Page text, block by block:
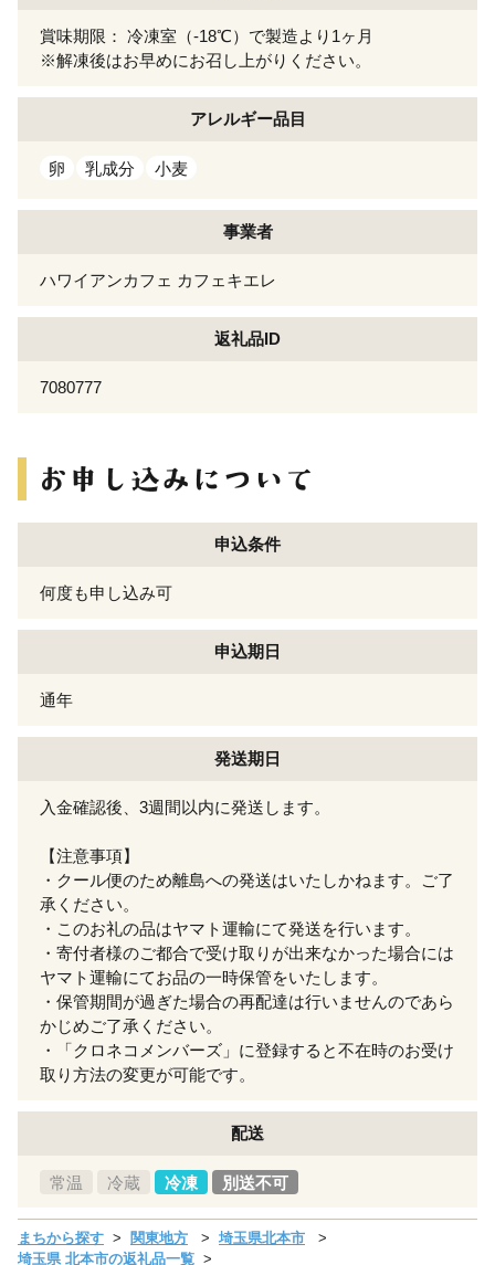
賞味期限： 冷凍室（-18℃）で製造より1ヶ月
※解凍後はお早めにお召し上がりください。
アレルギー品目
卵 乳成分 小麦
事業者
ハワイアンカフェ カフェキエレ
返礼品ID
7080777
申込条件
何度も申し込み可
申込期日
通年
発送期日
入金確認後、3週間以内に発送します。
【注意事項】
・クール便のため離島への発送はいたしかねます。ご了
承ください。
・このお礼の品はヤマト運輸にて発送を行います。
・寄付者様のご都合で受け取りが出来なかった場合には
ヤマト運輸にてお品の一時保管をいたします。
・保管期間が過ぎた場合の再配達は行いませんのであら
かじめご了承ください。
・「クロネコメンバーズ」に登録すると不在時のお受け
取り方法の変更が可能です。
配送
常温 冷蔵 冷凍 別送不可
まちから探す 関東地方
埼玉県北本市
埼玉県 北本市の返礼品一覧